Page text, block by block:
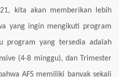
kita akan memberikan lebih
yang ingin mengikuti program
program yang tersedia adalah
(4-8 minggu), dan Trimester
AFS memiliki banyak sekali